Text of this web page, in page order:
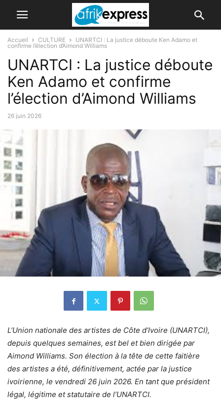
Accueil CULTURE
UNARTCI : La justice déboute Ken Adamo et
confirme l’élection d’Aimond Williams
UNARTCI : La justice déboute
Ken Adamo et confirme
l’élection d’Aimond Williams
26 juin 2026
L’Union nationale des artistes de Côte d’Ivoire (UNARTCI),
depuis quelques semaines, est bel et bien dirigée par
Aimond Williams. Son élection à la tête de cette faitière
des artistes a été, définitivement, actée par la justice
ivoirienne, le vendredi 26 juin 2026. En tant que président
légal, légitime et statutaire de l’UNARTCI.